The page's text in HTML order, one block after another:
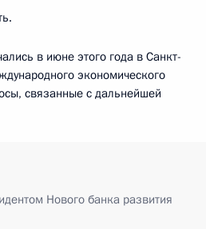
в июне этого года в Санкт-
экономического
связанные с дальнейшей
Нового банка развития